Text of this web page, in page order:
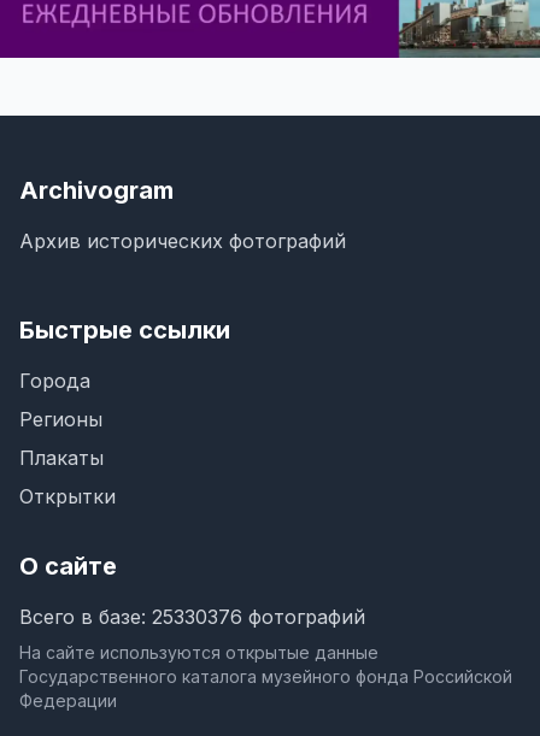
Archivogram
Архив исторических фотографий
Быстрые ссылки
Города
Регионы
Плакаты
Открытки
О сайте
Всего в базе: 25330376 фотографий
На сайте используются открытые данные
Государственного каталога музейного фонда Российской
Федерации